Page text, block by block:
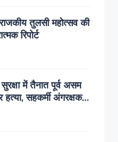
तुलसी महोत्सव की
रिपोर्ट
सुरक्षा में तैनात पूर्व असम
सहकर्मी अंगरक्षक